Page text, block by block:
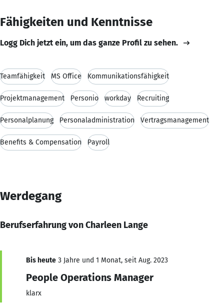
Fähigkeiten und Kenntnisse
Logg Dich jetzt ein, um das ganze Profil zu sehen.
Teamfähigkeit MS Office Kommunikationsfähigkeit
Projektmanagement Personio workday Recruiting
Personalplanung Personaladministration Vertragsmanagement
Benefits & Compensation Payroll
Werdegang
Berufserfahrung von Charleen Lange
Bis heute 3 Jahre und 1 Monat, seit Aug. 2023
People Operations Manager
klarx